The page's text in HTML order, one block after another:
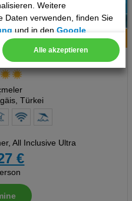
Weitere
Daten verwenden, finden Sie
und in denGoogle
Alle akzeptieren
Empfehlung
Karte
Türkei
All Inclusive Ultra
€